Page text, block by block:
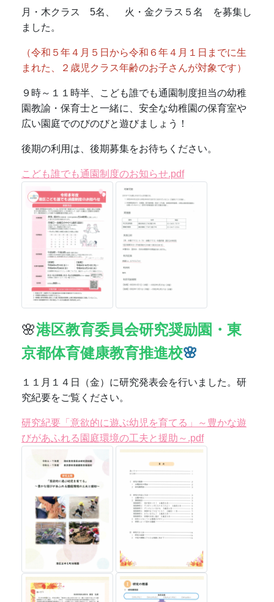
こども誰でも通園制度のお知らせ.pdf
京都体育健康教育推進校🌸
１１月１４日（金）に研究発表会を行いました。研
究紀要をご覧ください。
研究紀要「意欲的に遊ぶ幼児を育てる」～豊かな遊
びがあふれる園庭環境の工夫と援助～.pdf
令和7年度学校評価結果報告 .pdf